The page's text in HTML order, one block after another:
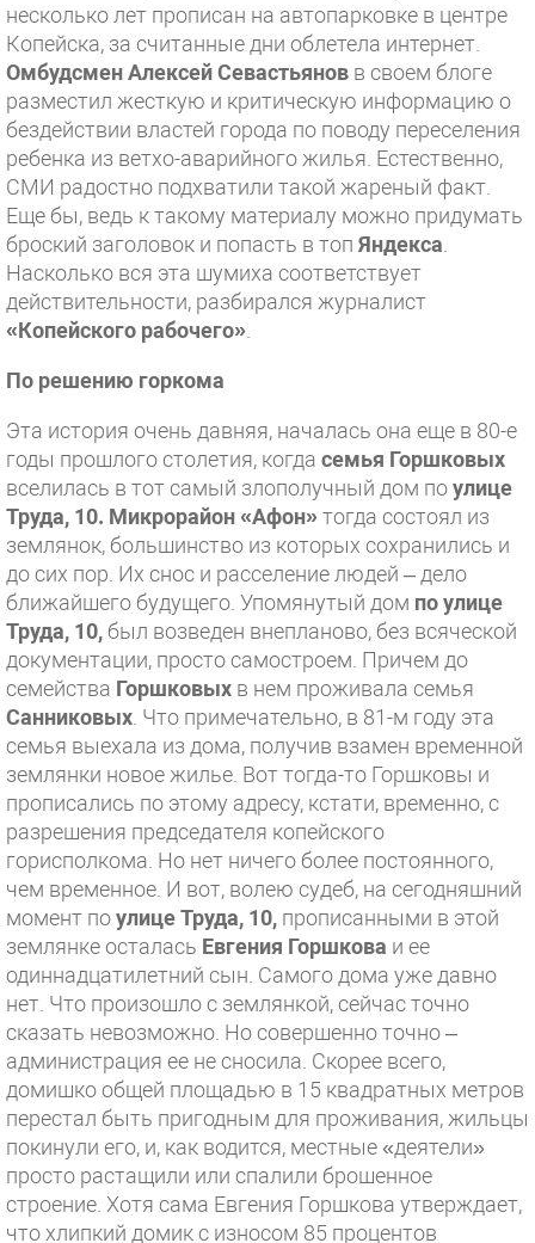
несколько лет прописан на автопарковке в центре
Копейска, за считанные дни облетела интернет.
ОмбудсменАлексей Севастьянов в своем блоге
разместил жесткую и критическую информацию о
бездействии властей города по поводу переселения
ребенка из ветхо-аварийного жилья. Естественно,
СМИ радостно подхватили такой жареный факт.
Еще бы, ведь к такому материалу можно придумать
броский заголовок и попасть в топ Яндекса
Насколько вся эта шумиха соответствует
действительности, разбирался журналист
«Копейского рабочего»
По решению горкома
Эта история очень давняя, началась она еще в 80-е
годы прошлого столетия, когда семья Горшковых
вселилась в тот самый злополучный дом поулице
Труда, 10. Микрорайон «Афон»тогда состоял из
землянок, большинство из которых сохранились и
до сих пор. Их снос и расселение людей – дело
ближайшего будущего. Упомянутый дом по улице
Труда, 10, был возведен внепланово, без всяческой
документации, просто самостроем. Причем до
семейства Горшковых в нем проживала семья
Санниковых . Что примечательно, в 81-м году эта
семья выехала из дома, получив взамен временной
землянки новое жилье. Вот тогда-то Горшковы и
прописались по этому адресу, кстати, временно, с
разрешения председателя копейского
горисполкома. Но нет ничего более постоянного,
чем временное. И вот, волею судеб, на сегодняшний
момент поулице Труда, 10, прописанными в этой
землянке осталась Евгения Горшкова и ее
одиннадцатилетний сын. Самого дома уже давно
нет. Что произошло с землянкой, сейчас точно
сказать невозможно. Но совершенно точно –
администрация ее не сносила. Скорее всего,
домишко общей площадью в 15 квадратных метров
перестал быть пригодным для проживания, жильцы
покинули его, и, как водится, местные «деятели»
просто растащили или спалили брошенное
строение. Хотя сама Евгения Горшкова утверждает,
что хлипкий домик с износом 85 процентов